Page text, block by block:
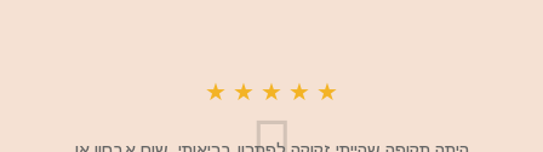
★
★
★
★
★